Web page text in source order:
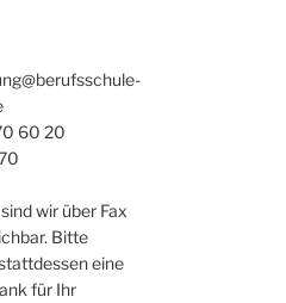
60 20
wir über Fax
Bitte
eine
für Ihr